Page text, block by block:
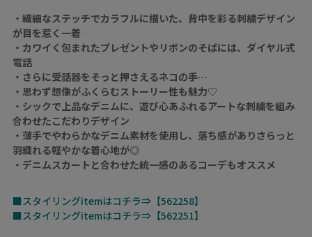
・繊細なステッチでカラフルに描いた、背中を彩る刺繍デザイン
が目を惹く一着
・カワイく包まれたプレゼントやリボンのそばには、ダイヤル式
電話
・さらに受話器をそっと押さえるネコの手…
・思わず想像がふくらむストーリー性も魅力♡
・シックで上品なデニムに、遊び心あふれるアートな刺繍を組み
合わせたこだわりデザイン
・薄手でやわらかなデニム素材を使用し、落ち感がありさらっと
羽織れる軽やかな着心地が◎
・デニムスカートと合わせた統一感のあるコーデもオススメ
■スタイリングitemはコチラ⇒【562258】
■スタイリングitemはコチラ⇒【562251】